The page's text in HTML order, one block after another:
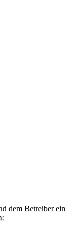
dem Betreiber ein